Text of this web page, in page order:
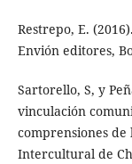
Restrepo, E.
Envión editores,
Sartorello, S, y
vinculación
comprensiones
Intercultural de